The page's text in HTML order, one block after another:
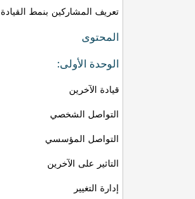
تعريف المشاركين بنمط القيادة
المحتوى
الوحدة الأولى:
قيادة الآخرين
التواصل الشخصي
التواصل المؤسسي
التاثير على الآخرين
إدارة التغيير